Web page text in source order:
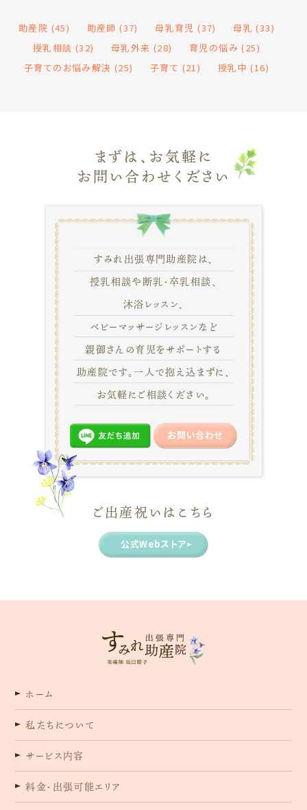
助産院 (45) 助産師 (37) 母乳育児 (37) 母乳 (33)
授乳相談 (32) 母乳外来 (28) 育児の悩み (25)
子育てのお悩み解決 (25) 子育て (21) 授乳中 (16)
まずは、お気軽に
お問い合わせください
すみれ出張専門助産院は、
授乳相談や断乳・卒乳相談、
沐浴レッスン、
ベビーマッサージレッスンなど
親御さんの育児をサポートする
助産院です。一人で抱え込まずに、
お気軽にご相談ください。
お問い合わせ
ご出産祝いはこちら
公式Webストア
ホーム
私たちについて
サービス内容
料金・出張可能エリア